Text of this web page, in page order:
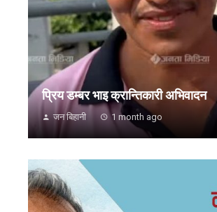
प्रिय डम्बर भाइ क्रान्तिकारी अभिवादन
जन बिहानी 1 month ago